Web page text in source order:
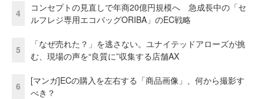
4
コンセプトの見直しで年商20億円規模へ 急成長中の「セ
ルフレジ専用エコバッグORIBA」のEC戦略
5
「なぜ売れた？」を逃さない。ユナイテッドアローズが挑
む、現場の声を“良質に”収集する店舗AX
6
[マンガ]ECの購入を左右する「商品画像」、何から撮影す
べき？